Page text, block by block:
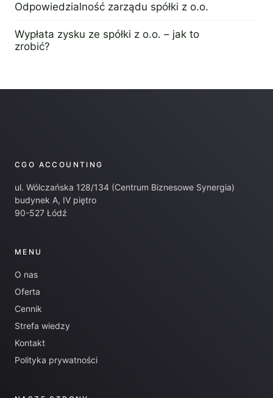
Odpowiedzialność zarządu spółki z o.o.
Wypłata zysku ze spółki z o.o. – jak to
zrobić?
CGO ACCOUNTING
ul. Wólczańska 128/134 (Centrum Biznesowe Synergia)
budynek A, IV piętro
90-527 Łódź
MENU
O nas
Oferta
Cennik
Strefa wiedzy
Kontakt
Polityka prywatności